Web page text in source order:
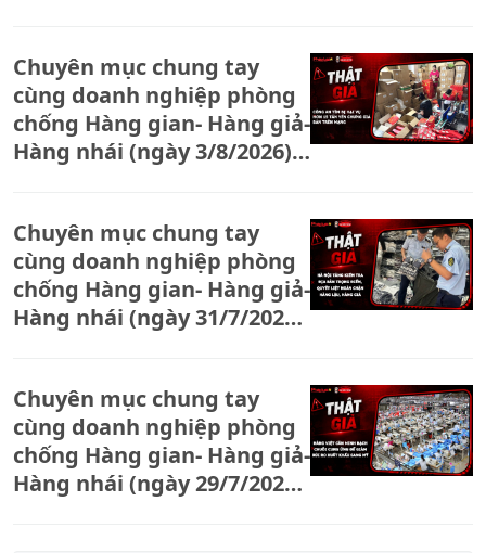
Chuyên mục chung tay
cùng doanh nghiệp phòng
chống Hàng gian- Hàng giả-
Hàng nhái (ngày 3/8/2026):
trên mạng
Chuyên mục chung tay
cùng doanh nghiệp phòng
chống Hàng gian- Hàng giả-
Hàng nhái (ngày 31/7/2026):
ngăn chặn hàng lậu, hàng
giả
Chuyên mục chung tay
cùng doanh nghiệp phòng
chống Hàng gian- Hàng giả-
Hàng nhái (ngày 29/7/2026):